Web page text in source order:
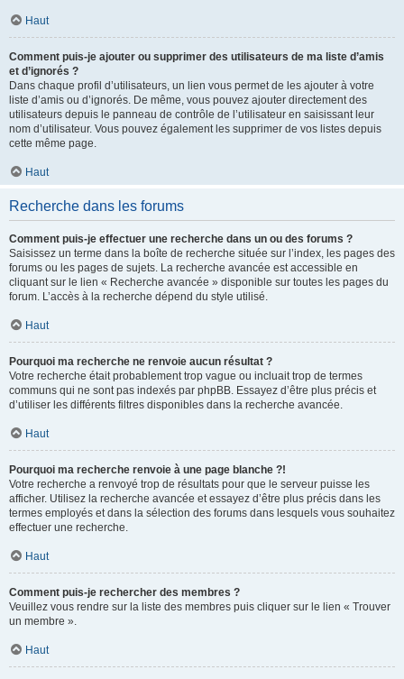
Haut
Comment puis-je ajouter ou supprimer des utilisateurs de ma liste d’amis
et d’ignorés ?
Dans chaque profil d’utilisateurs, un lien vous permet de les ajouter à votre
liste d’amis ou d’ignorés. De même, vous pouvez ajouter directement des
utilisateurs depuis le panneau de contrôle de l’utilisateur en saisissant leur
nom d’utilisateur. Vous pouvez également les supprimer de vos listes depuis
cette même page.
Haut
Recherche dans les forums
Comment puis-je effectuer une recherche dans un ou des forums ?
Saisissez un terme dans la boîte de recherche située sur l’index, les pages des
forums ou les pages de sujets. La recherche avancée est accessible en
cliquant sur le lien « Recherche avancée » disponible sur toutes les pages du
forum. L’accès à la recherche dépend du style utilisé.
Haut
Pourquoi ma recherche ne renvoie aucun résultat ?
Votre recherche était probablement trop vague ou incluait trop de termes
communs qui ne sont pas indexés par phpBB. Essayez d’être plus précis et
d’utiliser les différents filtres disponibles dans la recherche avancée.
Haut
Pourquoi ma recherche renvoie à une page blanche ?!
Votre recherche a renvoyé trop de résultats pour que le serveur puisse les
afficher. Utilisez la recherche avancée et essayez d’être plus précis dans les
termes employés et dans la sélection des forums dans lesquels vous souhaitez
effectuer une recherche.
Haut
Comment puis-je rechercher des membres ?
Veuillez vous rendre sur la liste des membres puis cliquer sur le lien « Trouver
un membre ».
Haut